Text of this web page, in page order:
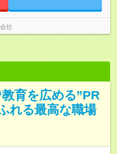
社
育を広める”PR
れる最高な職場